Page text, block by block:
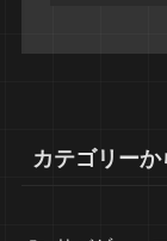
カテゴリーか